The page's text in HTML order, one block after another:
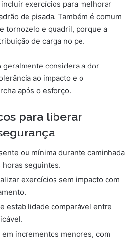
exercícios para melhorar
de pisada. Também é comum
tornozelo e quadril, porque a
de carga no pé.
geralmente considera a dor
ao impacto e o
após o esforço.
para liberar
ou mínima durante caminhada
horas seguintes.
exercícios sem impacto com
estabilidade comparável entre
incrementos menores, com